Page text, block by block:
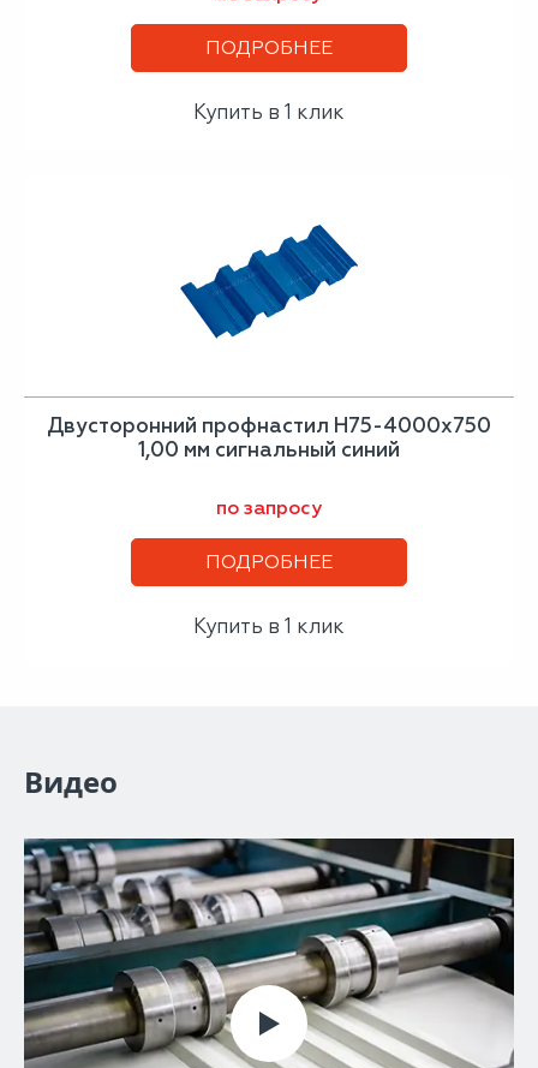
ПОДРОБНЕЕ
Купить в 1 клик
Двусторонний профнастил Н75-4000х750
1,00 мм сигнальный синий
по запросу
ПОДРОБНЕЕ
Купить в 1 клик
Видео